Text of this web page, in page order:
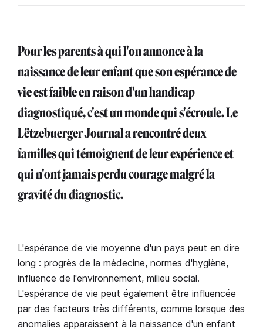
Pour les parents à qui l'on annonce à la
naissance de leur enfant que son espérance de
vie est faible en raison d'un handicap
diagnostiqué, c'est un monde qui s'écroule. Le
Lëtzebuerger Journal a rencontré deux
familles qui témoignent de leur expérience et
qui n'ont jamais perdu courage malgré la
gravité du diagnostic.
L'espérance de vie moyenne d'un pays peut en dire
long : progrès de la médecine, normes d'hygiène,
influence de l'environnement, milieu social.
L'espérance de vie peut également être influencée
par des facteurs très différents, comme lorsque des
anomalies apparaissent à la naissance d'un enfant